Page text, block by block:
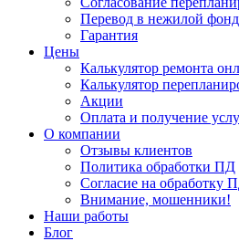
Перевод в нежилой фонд
Гарантия
Цены
Калькулятор ремонта
Калькулятор
Акции
Оплата и получение
О компании
Отзывы клиентов
Политика обработки ПД
Согласие на обработку
Внимание, мошенники!
Наши работы
Блог